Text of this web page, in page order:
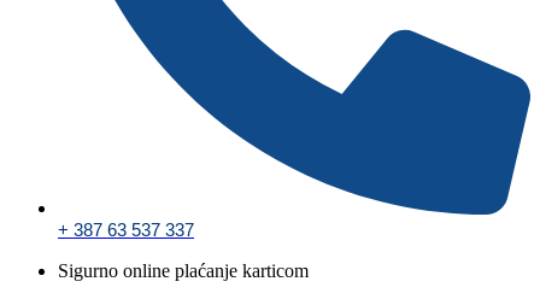
+ 387 63 537 337
Sigurno online plaćanje karticom